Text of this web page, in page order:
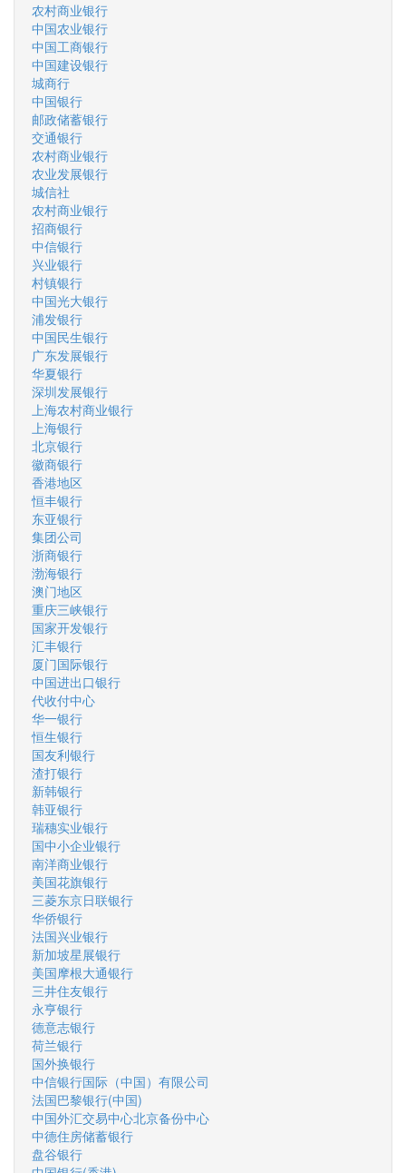
农村商业银行
中国农业银行
中国工商银行
中国建设银行
城商行
中国银行
邮政储蓄银行
交通银行
农村商业银行
农业发展银行
城信社
农村商业银行
招商银行
中信银行
兴业银行
村镇银行
中国光大银行
浦发银行
中国民生银行
广东发展银行
华夏银行
深圳发展银行
上海农村商业银行
上海银行
北京银行
徽商银行
香港地区
恒丰银行
东亚银行
集团公司
浙商银行
渤海银行
澳门地区
重庆三峡银行
国家开发银行
汇丰银行
厦门国际银行
中国进出口银行
代收付中心
华一银行
恒生银行
国友利银行
渣打银行
新韩银行
韩亚银行
瑞穗实业银行
国中小企业银行
南洋商业银行
美国花旗银行
三菱东京日联银行
华侨银行
法国兴业银行
新加坡星展银行
美国摩根大通银行
三井住友银行
永亨银行
德意志银行
荷兰银行
国外换银行
中信银行国际（中国）有限公司
法国巴黎银行(中国)
中国外汇交易中心北京备份中心
中德住房储蓄银行
盘谷银行